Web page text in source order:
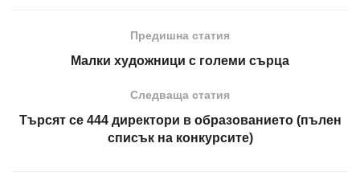
Предишна статия
Малки художници с големи сърца
Следваща статия
Търсят се 444 директори в образованието (пълен
списък на конкурсите)